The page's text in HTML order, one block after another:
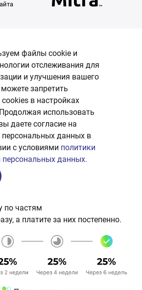
файлы cookie и
отслеживания для
и улучшения вашего
запретить
в настройках
использовать
даете согласие на
персональных данных в
с условиями политики
персональных данных.
по частям
а платите за них постепенно.